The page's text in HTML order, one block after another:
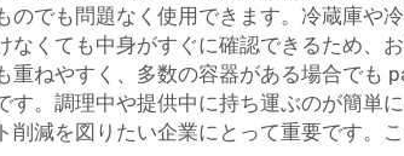
でも問題なく使用できます。冷蔵庫や
くても中身がすぐに確認できるため、
ねやすく、多数の容器がある場合でも
。調理中や提供中に持ち運ぶのが簡単
減を図りたい企業にとって重要です。